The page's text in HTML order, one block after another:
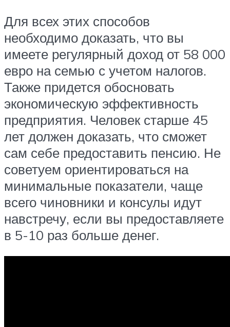
Для всех этих способов
необходимо доказать, что вы
имеете регулярный доход от 58 000
евро на семью с учетом налогов.
Также придется обосновать
экономическую эффективность
предприятия. Человек старше 45
лет должен доказать, что сможет
сам себе предоставить пенсию. Не
советуем ориентироваться на
минимальные показатели, чаще
всего чиновники и консулы идут
навстречу, если вы предоставляете
в 5-10 раз больше денег.